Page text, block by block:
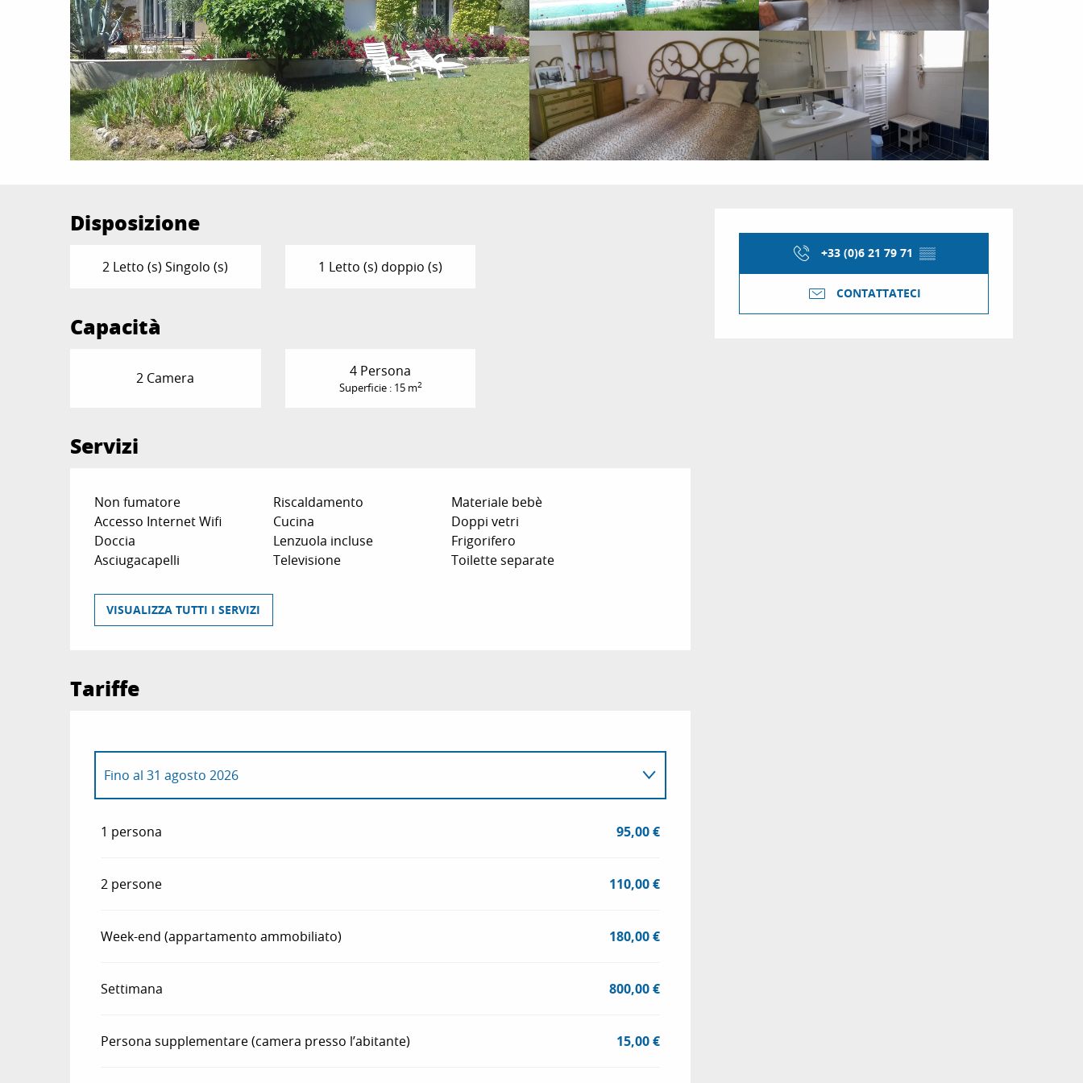
Orari e contatti
+33 (0)6 21 79 71 ▒▒
CONTATTATECI
Disposizione
2 Letto (s) Singolo (s) 1 Letto (s) doppio (s)
Capacità
2 Camera 4 Persona
Superficie : 15 m2
Servizi
Non fumatore Riscaldamento
Materiale bebè
Accesso Internet Wifi
Cucina
Doppi vetri
Doccia
Lenzuola incluse
Frigorifero
Asciugacapelli
Televisione Toilette separate
VISUALIZZA TUTTI I SERVIZI
Tariffe
Fino al 31 agosto 2026
1 persona 95,00 €
2 persone 110,00 €
Week-end (appartamento ammobiliato) 180,00 €
Settimana 800,00 €
Persona supplementare (camera presso l’abitante) 15,00 €